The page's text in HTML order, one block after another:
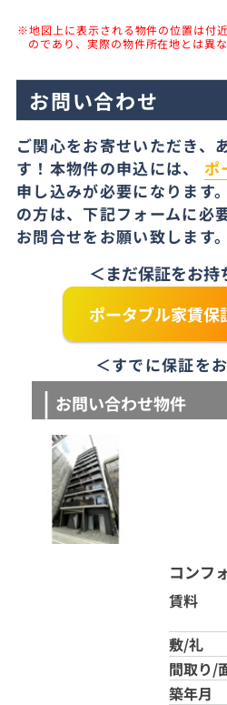
※地図上に表示される物件の位置は付
のであり、実際の物件所在地とは異
お問い合わせ
ご関心をお寄せいただき、
す！本物件の申込には、 ポ
申し込みが必要になります
の方は、下記フォームに必
お問合せをお願い致します。
＜まだ保証をお持
ポータブル家賃保
＜すでに保証を
お問い合わせ物件
賃料
敷/礼
間取り/
築年月